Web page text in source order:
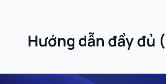
Hướng dẫn đầy đủ (